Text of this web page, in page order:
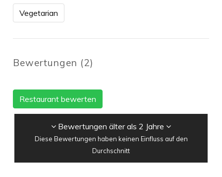
Vegetarian
Bewertungen (2)
Restaurant bewerten
Bewertungen älter als 2 Jahre
Diese Bewertungen haben keinen Einfluss auf den
Durchschnitt